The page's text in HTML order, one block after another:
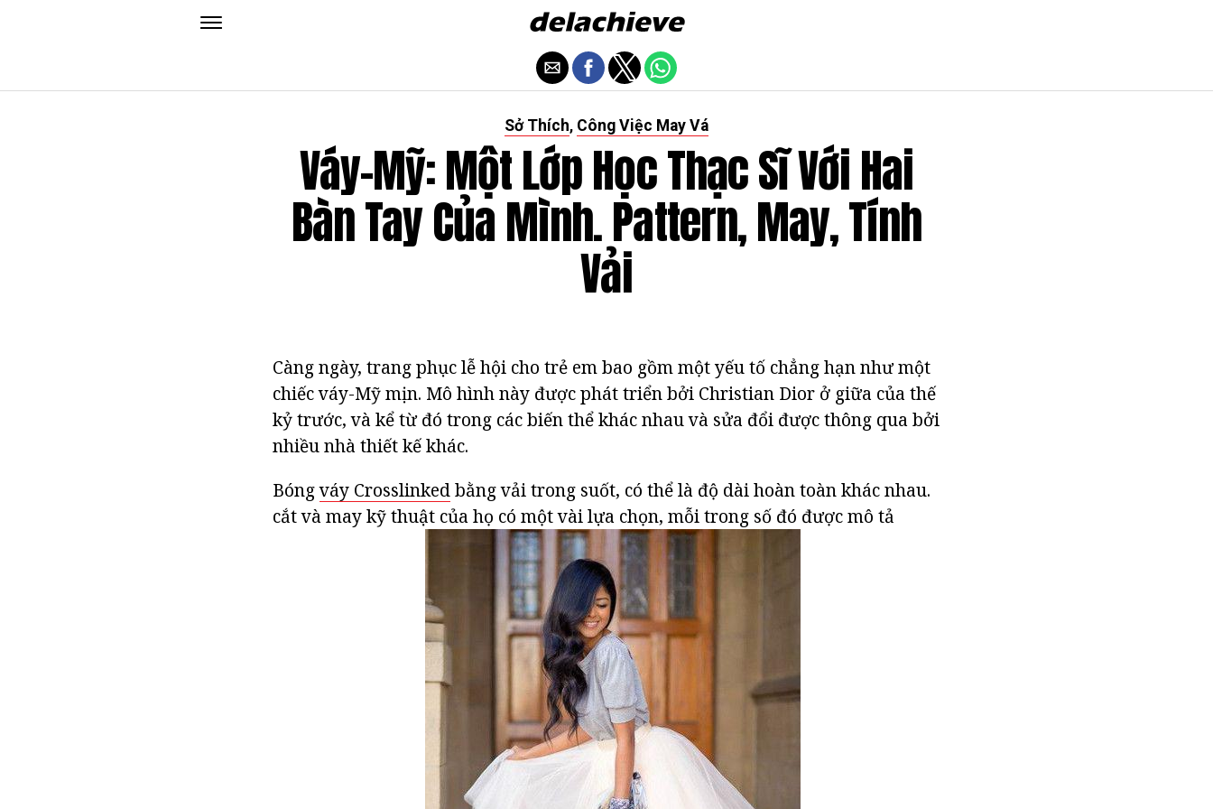
Sở Thích, Công Việc May Vá
Váy-Mỹ: Một Lớp Học Thạc Sĩ Với Hai
Bàn Tay Của Mình. Pattern, May, Tính
Vải
Càng ngày, trang phục lễ hội cho trẻ em bao gồm một yếu tố chẳng hạn như một
chiếc váy-Mỹ mịn. Mô hình này được phát triển bởi Christian Dior ở giữa của thế
kỷ trước, và kể từ đó trong các biến thể khác nhau và sửa đổi được thông qua bởi
nhiều nhà thiết kế khác.
Bóngváy Crosslinkedbằng vải trong suốt, có thể là độ dài hoàn toàn khác nhau.
cắt và may kỹ thuật của họ có một vài lựa chọn, mỗi trong số đó được mô tả